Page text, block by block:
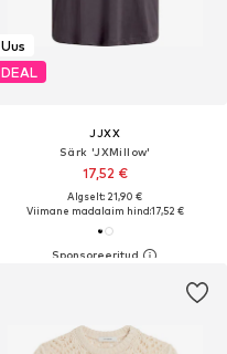
Uus
DEAL
JJXX
Särk 'JXMillow'
17,52 €
Algselt: 21,90 €
Viimane madalaim hind:17,52 €